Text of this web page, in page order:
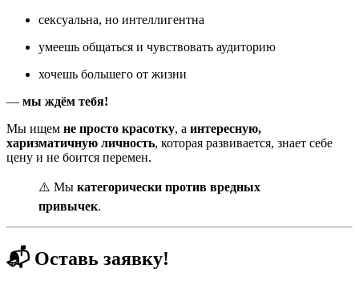
сексуальна, но интеллигентна
умеешь общаться и чувствовать аудиторию
хочешь большего от жизни
— мы ждём тебя!
Мы ищем не просто красотку, а интересную,
харизматичную личность, которая развивается, знает себе
цену и не боится перемен.
⚠️ Мы категорически против вредных
привычек.
📬 Оставь заявку!